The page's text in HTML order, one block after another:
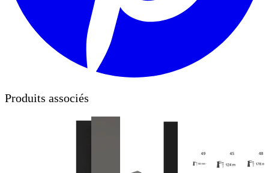
Produits associés